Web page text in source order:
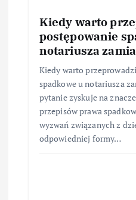
Kiedy warto
postępowanie
notariusza
Kiedy warto
spadkowe u notariusza
pytanie zyskuje na
przepisów prawa
wyzwań związanych z
odpowiedniej formy…